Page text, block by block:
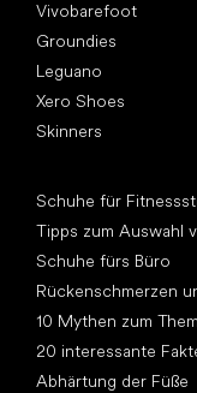
Vivobarefoot
Groundies
Leguano
Xero Shoes
Skinners
Schuhe für
Tipps zum Auswahl
Schuhe fürs Büro
Rückenschmerzen
10 Mythen zum
20 interessante
Abhärtung der Füße